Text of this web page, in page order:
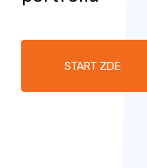
START ZDE